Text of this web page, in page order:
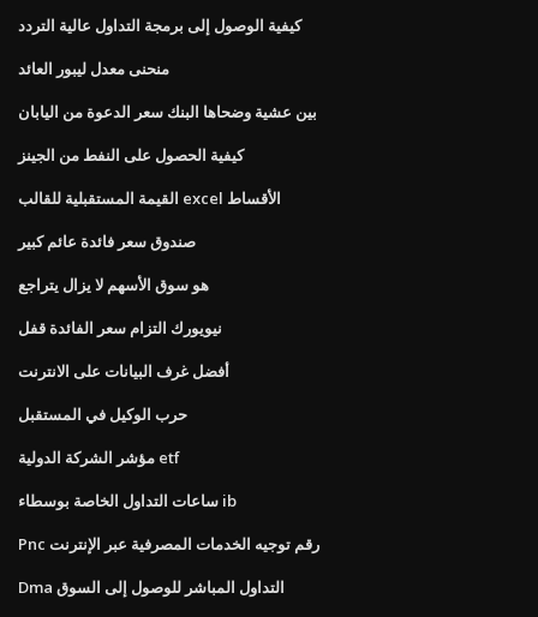
كيفية الوصول إلى برمجة التداول عالية التردد
منحنى معدل ليبور العائد
بين عشية وضحاها البنك سعر الدعوة من اليابان
كيفية الحصول على النفط من الجينز
القيمة المستقبلية للقالب excel الأقساط
صندوق سعر فائدة عائم كبير
هو سوق الأسهم لا يزال يتراجع
نيويورك التزام سعر الفائدة قفل
أفضل غرف البيانات على الانترنت
حرب الوكيل في المستقبل
مؤشر الشركة الدولية etf
ساعات التداول الخاصة بوسطاء ib
Pnc رقم توجيه الخدمات المصرفية عبر الإنترنت
Dma التداول المباشر للوصول إلى السوق